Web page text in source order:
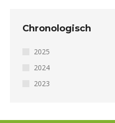
Chronologisch
2025
2024
2023